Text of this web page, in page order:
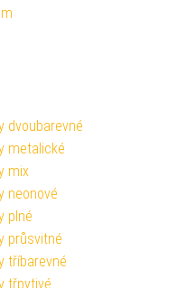
dvoubarevné
metalické
mix
neonové
plné
průsvitné
tříbarevné
třpytivé